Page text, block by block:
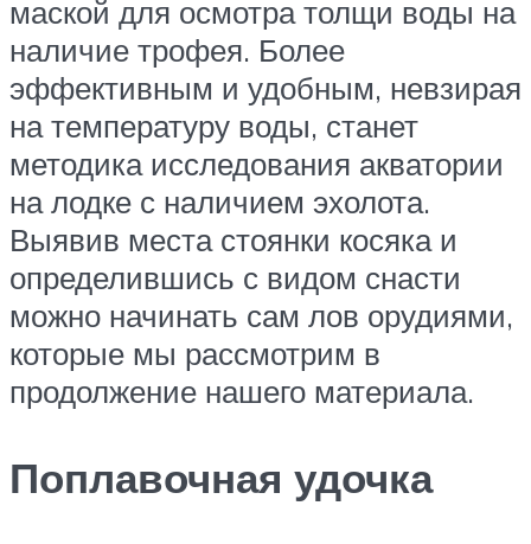
маской для осмотра толщи воды на
наличие трофея. Более
эффективным и удобным, невзирая
на температуру воды, станет
методика исследования акватории
на лодке с наличием эхолота.
Выявив места стоянки косяка и
определившись с видом снасти
можно начинать сам лов орудиями,
которые мы рассмотрим в
продолжение нашего материала.
Поплавочная удочка